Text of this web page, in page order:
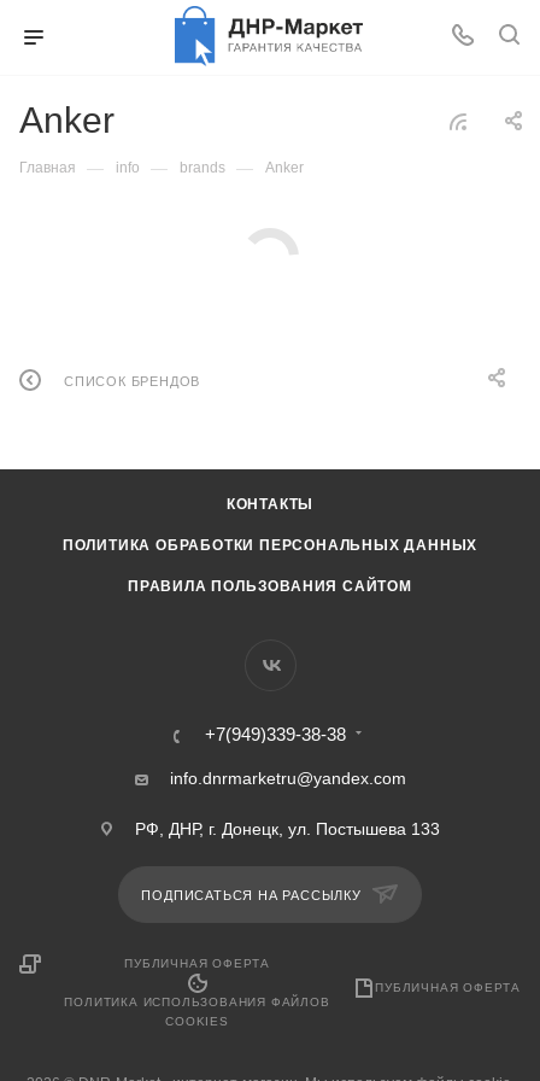
Anker
Главная — info — brands — Anker
СПИСОК БРЕНДОВ
КОНТАКТЫ
ПОЛИТИКА ОБРАБОТКИ ПЕРСОНАЛЬНЫХ ДАННЫХ
ПРАВИЛА ПОЛЬЗОВАНИЯ САЙТОМ
+7(949)339-38-38
info.dnrmarketru@yandex.com
РФ, ДНР, г. Донецк, ул. Постышева 133
ПОДПИСАТЬСЯ НА РАССЫЛКУ
ПУБЛИЧНАЯ ОФЕРТА
ПОЛИТИКА ИСПОЛЬЗОВАНИЯ ФАЙЛОВ
COOKIES
ПУБЛИЧНАЯ ОФЕРТА